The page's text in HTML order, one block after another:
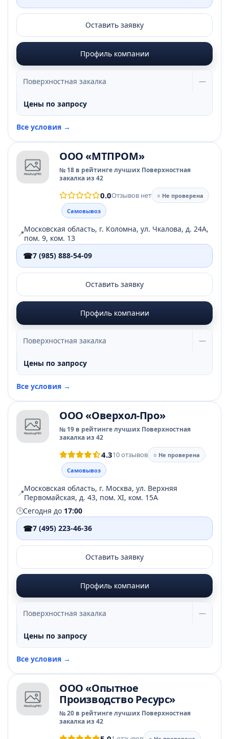
Оставить заявку
Профиль компании
Поверхностная закалка —
Цены по запросу
Все условия →
ООО «МТПРОМ»
№ 18 в рейтинге лучших Поверхностная
закалка из 42
0.0Отзывов нет
○ Не проверена
Самовывоз
📍Московская область, г. Коломна, ул. Чкалова, д. 24А,
пом. 9, ком. 13
☎7 (985) 888-54-09
Оставить заявку
Профиль компании
Поверхностная закалка —
Цены по запросу
Все условия →
ООО «Оверхол-Про»
№ 19 в рейтинге лучших Поверхностная
закалка из 42
4.310 отзывов
○ Не проверена
Самовывоз
📍Московская область, г. Москва, ул. Верхняя
Первомайская, д. 43, пом. ХI, ком. 15А
🕒Сегодня до 17:00
☎7 (495) 223-46-36
Оставить заявку
Профиль компании
Поверхностная закалка —
Цены по запросу
Все условия →
ООО «Опытное
Производство Ресурс»
№ 20 в рейтинге лучших Поверхностная
закалка из 42